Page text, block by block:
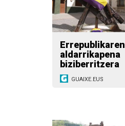
Errepublikaren
aldarrikapena
biziberritzera
GUAIXE.EUS